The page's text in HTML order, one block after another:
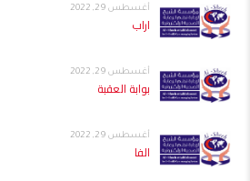
أغسطس 29, 2022
اراب
أغسطس 29, 2022
بوابة العقبة
أغسطس 29, 2022
الفا